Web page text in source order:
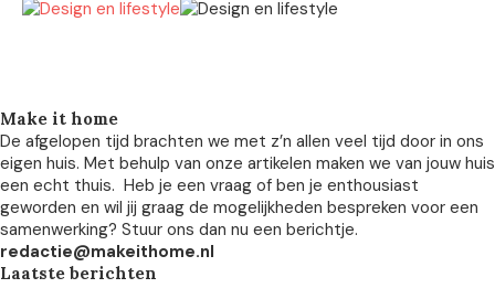
Make it home
De afgelopen tijd brachten we met z’n allen veel tijd door in ons
eigen huis. Met behulp van onze artikelen maken we van jouw huis
een echt thuis. Heb je een vraag of ben je enthousiast
geworden en wil jij graag de mogelijkheden bespreken voor een
samenwerking? Stuur ons dan nu een berichtje.
redactie@makeithome.nl
Laatste berichten